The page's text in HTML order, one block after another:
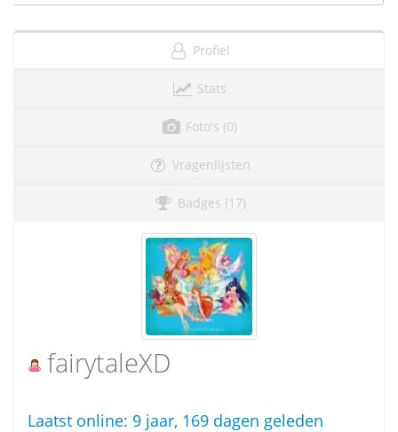
Profiel
Stats
Foto's (0)
Vragenlijsten
Badges (17)
fairytaleXD
Laatst online: 9 jaar, 169 dagen geleden